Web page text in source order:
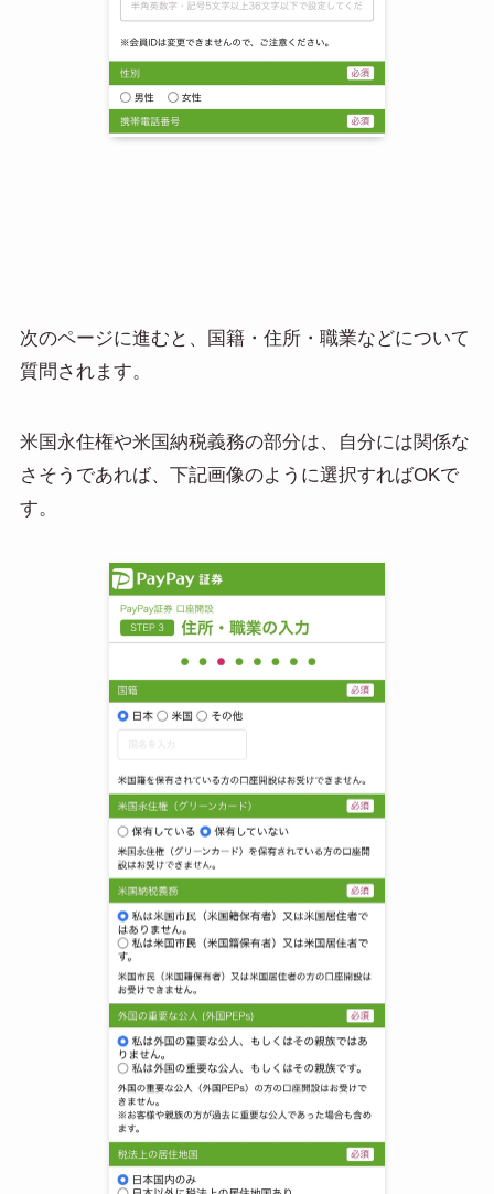
次のページに進むと、国籍・住所・職業などについて
質問されます。
米国永住権や米国納税義務の部分は、自分には関係な
さそうであれば、下記画像のように選択すればOKで
す。